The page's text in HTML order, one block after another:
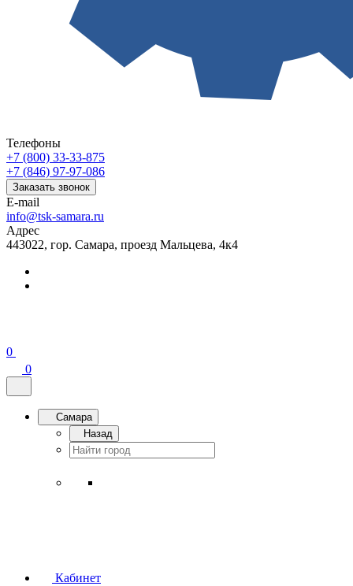
Телефоны
+7 (800) 33-33-875
+7 (846) 97-97-086
Заказать звонок
E-mail
info@tsk-samara.ru
Адрес
443022, гор. Самара, проезд Мальцева, 4к4
0
0
Самара
Назад
Кабинет